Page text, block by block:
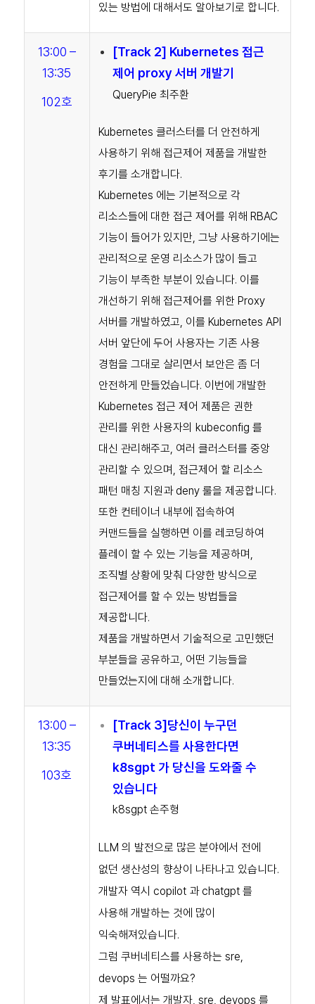
있는 방법에 대해서도 알아보기로 합니다.
13:00 –
13:35
102호
[Track 2] Kubernetes 접근
제어 proxy 서버 개발기
QueryPie 최주환
Kubernetes 클러스터를 더 안전하게
사용하기 위해 접근제어 제품을 개발한
후기를 소개합니다.
Kubernetes 에는 기본적으로 각
리소스들에 대한 접근 제어를 위해 RBAC
기능이 들어가 있지만, 그냥 사용하기에는
관리적으로 운영 리소스가 많이 들고
기능이 부족한 부분이 있습니다. 이를
개선하기 위해 접근제어를 위한 Proxy
서버를 개발하였고, 이를 Kubernetes API
서버 앞단에 두어 사용자는 기존 사용
경험을 그대로 살리면서 보안은 좀 더
안전하게 만들었습니다. 이번에 개발한
Kubernetes 접근 제어 제품은 권한
관리를 위한 사용자의 kubeconfig 를
대신 관리해주고, 여러 클러스터를 중앙
관리할 수 있으며, 접근제어 할 리소스
패턴 매칭 지원과 deny 룰을 제공합니다.
또한 컨테이너 내부에 접속하여
커맨드들을 실행하면 이를 레코딩하여
플레이 할 수 있는 기능을 제공하며,
조직별 상황에 맞춰 다양한 방식으로
접근제어를 할 수 있는 방법들을
제공합니다.
제품을 개발하면서 기술적으로 고민했던
부분들을 공유하고, 어떤 기능들을
만들었는지에 대해 소개합니다.
13:00 –
13:35
103호
[Track 3]당신이 누구던
쿠버네티스를 사용한다면
k8sgpt 가 당신을 도와줄 수
있습니다
k8sgpt 손주형
LLM 의 발전으로 많은 분야에서 전에
없던 생산성의 향상이 나타나고 있습니다.
개발자 역시 copilot 과 chatgpt 를
사용해 개발하는 것에 많이
익숙해져있습니다.
그럼 쿠버네티스를 사용하는 sre,
devops 는 어떨까요?
제 발표에서는 개발자, sre, devops 를